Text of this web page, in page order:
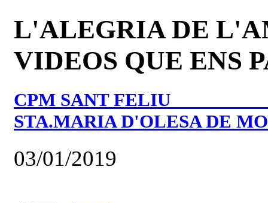
L'ALEGRIA DE
VIDEOS QUE ENS
CPM SANT FELIU
STA.MARIA D'OLESA DE
03/01/2019